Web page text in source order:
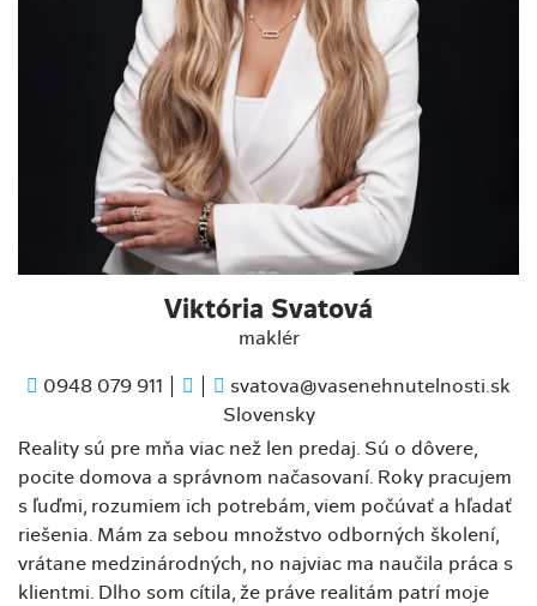
Viktória Svatová
maklér
0948 079 911
svatova@vasenehnutelnosti.sk
Slovensky
Reality sú pre mňa viac než len predaj. Sú o dôvere,
pocite domova a správnom načasovaní. Roky pracujem
s ľuďmi, rozumiem ich potrebám, viem počúvať a hľadať
riešenia. Mám za sebou množstvo odborných školení,
vrátane medzinárodných, no najviac ma naučila práca s
klientmi. Dlho som cítila, že práve realitám patrí moje